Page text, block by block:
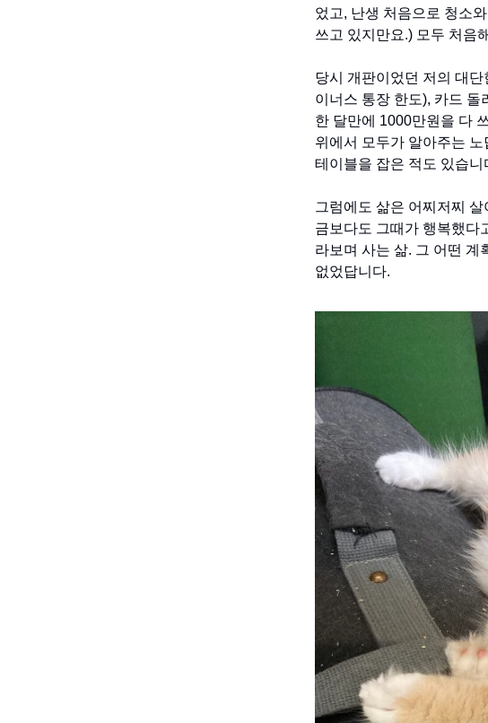
었고, 난생 처음으로 청소
쓰고 있지만요.) 모두 처음
당시 개판이었던 저의 대
이너스 통장 한도), 카드 돌
한 달만에 1000만원을 다
위에서 모두가 알아주는
테이블을 잡은 적도 있습니
그럼에도 삶은 어찌저찌
금보다도 그때가 행복했다
라보며 사는 삶. 그 어떤 계
없었답니다.